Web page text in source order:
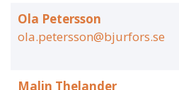
Ola Petersson
ola.petersson@bjurfors.se
Malin Thelander